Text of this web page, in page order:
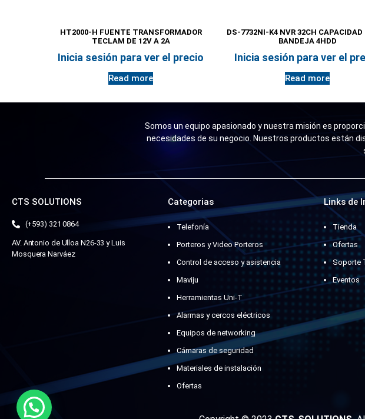
HT2000-H FUENTE TRANSFORMADOR
TECLAM DE 12V A 2A
Inicia sesión para ver el precio
Read more
DS-7732NI-K4 NVR 32CH CAPACIDAD
BANDEJA 4HDD
Inicia sesión para ver el
Read more
Somos un equipo apasionado y nuestra misión es
necesidades de su negocio. Nuestros productos están
CTS SOLUTIONS
(+593) 321 0864
AV. Antonio de Ulloa N26-33 y Luis
Mosquera Narváez
Categorias
Telefonía
Porteros y Video Porteros
Control de acceso y asistencia
Maviju
Herramientas Uni-T
Alarmas y cercos eléctricos
Equipos de networking
Cámaras de seguridad
Materiales de instalación
Ofertas
Links de
Tienda
Ofertas
Soporte
Eventos